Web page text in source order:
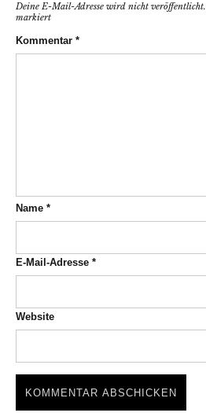
Deine E-Mail-Adresse wird nicht veröffentlicht.
markiert
Kommentar *
Name *
E-Mail-Adresse *
Website